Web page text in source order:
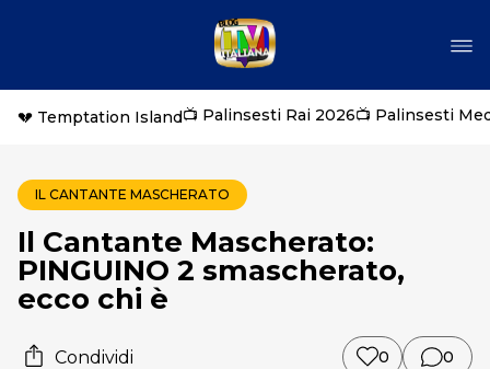
💔 Temptation Island📺 Palinsesti Rai 2026📺 Palinsesti
IL CANTANTE MASCHERATO
Il Cantante Mascherato:
PINGUINO 2 smascherato,
ecco chi è
Condividi 0 0